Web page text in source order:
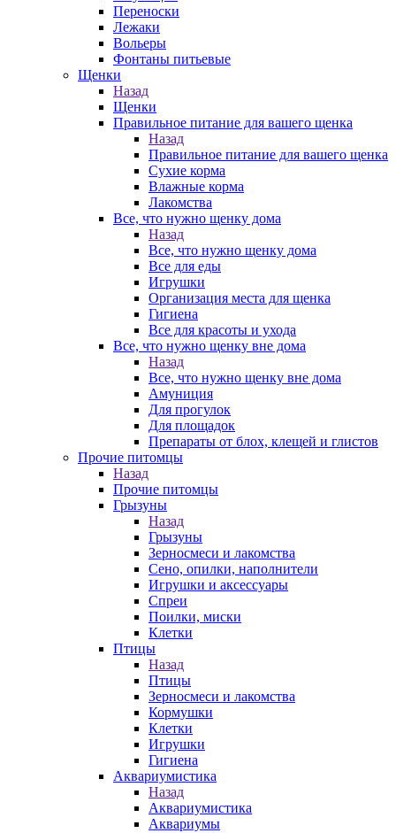
Переноски
Лежаки
Вольеры
Фонтаны питьевые
Щенки
Назад
Щенки
Правильное питание для вашего щенка
Назад
Правильное питание для вашего щенка
Сухие корма
Влажные корма
Лакомства
Все, что нужно щенку дома
Назад
Все, что нужно щенку дома
Все для еды
Игрушки
Организация места для щенка
Гигиена
Все для красоты и ухода
Все, что нужно щенку вне дома
Назад
Все, что нужно щенку вне дома
Амуниция
Для прогулок
Для площадок
Препараты от блох, клещей и глистов
Прочие питомцы
Назад
Прочие питомцы
Грызуны
Назад
Грызуны
Зерносмеси и лакомства
Сено, опилки, наполнители
Игрушки и аксессуары
Спреи
Поилки, миски
Клетки
Птицы
Назад
Птицы
Зерносмеси и лакомства
Кормушки
Клетки
Игрушки
Гигиена
Аквариумистика
Назад
Аквариумистика
Аквариумы